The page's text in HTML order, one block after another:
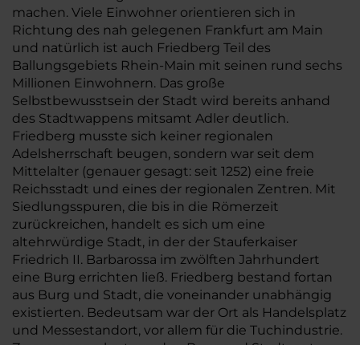
machen. Viele Einwohner orientieren sich in
Richtung des nah gelegenen Frankfurt am Main
und natürlich ist auch Friedberg Teil des
Ballungsgebiets Rhein-Main mit seinen rund sechs
Millionen Einwohnern. Das große
Selbstbewusstsein der Stadt wird bereits anhand
des Stadtwappens mitsamt Adler deutlich.
Friedberg musste sich keiner regionalen
Adelsherrschaft beugen, sondern war seit dem
Mittelalter (genauer gesagt: seit 1252) eine freie
Reichsstadt und eines der regionalen Zentren. Mit
Siedlungsspuren, die bis in die Römerzeit
zurückreichen, handelt es sich um eine
altehrwürdige Stadt, in der der Stauferkaiser
Friedrich II. Barbarossa im zwölften Jahrhundert
eine Burg errichten ließ. Friedberg bestand fortan
aus Burg und Stadt, die voneinander unabhängig
existierten. Bedeutsam war der Ort als Handelsplatz
und Messestandort, vor allem für die Tuchindustrie.